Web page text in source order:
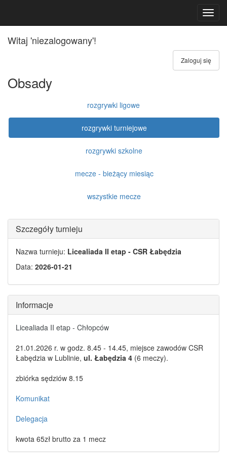
Witaj 'niezalogowany'!
Zaloguj się
Obsady
rozgrywki ligowe
rozgrywki turniejowe
rozgrywki szkolne
mecze - bieżący miesiąc
wszystkie mecze
Szczegóły turnieju
Nazwa turnieju: Licealiada II etap - CSR Łabędzia
Data: 2026-01-21
Informacje
Licealiada II etap - Chłopców
21.01.2026 r. w godz. 8.45 - 14.45, miejsce zawodów CSR
Łabędzia w Lublinie, ul. Łabędzia 4 (6 meczy).
zbiórka sędziów 8.15
Komunikat
Delegacja
kwota 65zł brutto za 1 mecz